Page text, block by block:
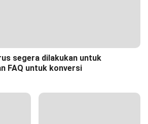
segera dilakukan untuk
FAQ untuk konversi